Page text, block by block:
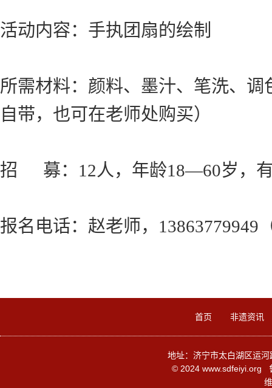
活动内容：手执团扇的绘制
所需材料：颜料、墨汁、笔洗、
自带，也可在老师处购买）
招 募：12人，年龄18—60岁，
报名电话：赵老师，13863779949
首页 非遗资讯
地址：济宁市太白湖区运
© 2024 www.sdfeiyi.org